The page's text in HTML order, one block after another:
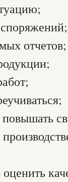
отчетов;